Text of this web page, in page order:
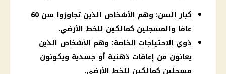
كبار السن: وهم الأشخاص الذين تجاوزوا سن 60
عامًا والمسجلين كمالكين للخط الأرضي.
ذوي الاحتياجات الخاصة: وهم الأشخاص الذين
يعانون من إعاقات ذهنية أو جسدية ويكونون
مسجلين كمالكين للخط الأرضي.